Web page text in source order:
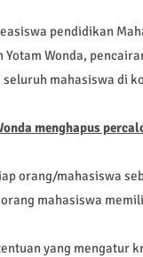
pendidikan
Yotam Wonda,
mahasiswa di
menghapus
orang/mahasiswa
mahasiswa
yang mengatur